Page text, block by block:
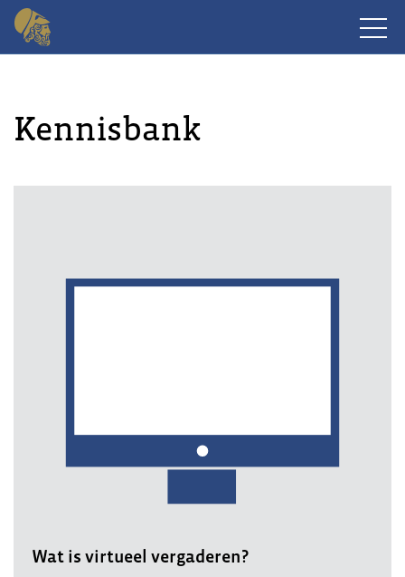
Kennisbank
Wat is virtueel vergaderen?